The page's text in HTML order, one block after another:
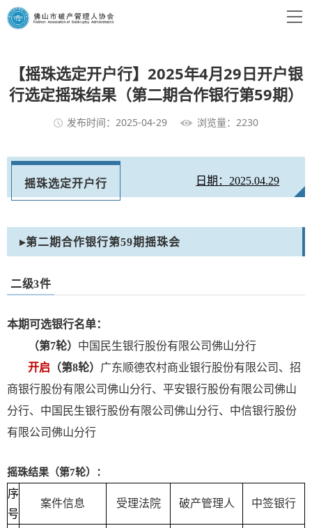
【摇珠选定开户行】2025年4月29日开户银
行选定摇珠结果（第二期合作银行第59期）
发布时间：2025-04-29 浏览量：2230
摇珠选定开户行 日期：2025.04.29
▸第二期合作银行第59期摇珠会
二级3件
本期可选银行名单：
（第7轮） 中国民生银行股份有限公司佛山分行
开启 （第8轮） 广东顺德农村商业银行股份有限公司、招
商银行股份有限公司佛山分行、平安银行股份有限公司佛山
分行、中国民生银行股份有限公司佛山分行、中信银行股份
有限公司佛山分行
摇珠结果（第7轮）：
序
号
案件信息 受理法院 破产管理人 中签银行